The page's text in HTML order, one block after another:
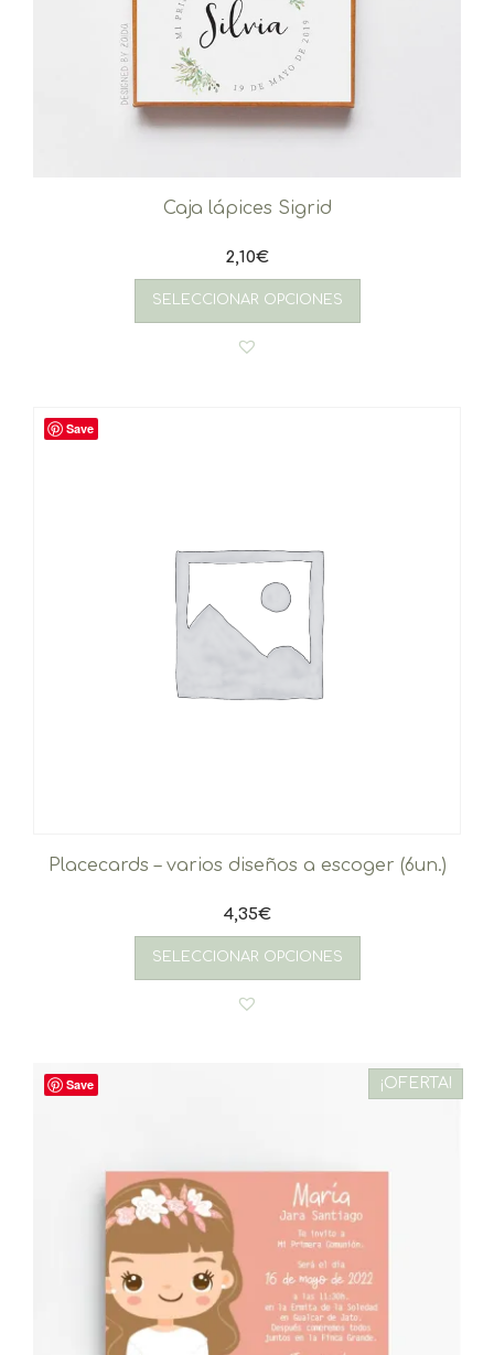
Caja lápices Sigrid
2,10€
SELECCIONAR OPCIONES
Save
Placecards – varios diseños a escoger (6un.)
4,35€
SELECCIONAR OPCIONES
Save ¡OFERTA!